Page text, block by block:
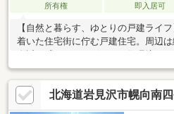
所有権
即入居可
【自然と暮らす、ゆとりの戸建ライ
着いた住宅街に佇む戸建住宅。周辺は
帯や静かな暮らしを求める方にもお
り、駐車スペースやお庭の活用も◎
ならではの楽しみが広がります！室
良好で、明るく開放的な空間◎家族
北海道岩見沢市幌向南